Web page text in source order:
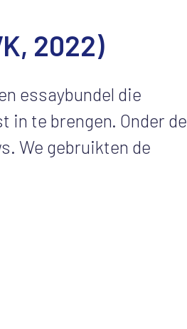
2022)
essaybundel die
te brengen. Onder de
We gebruikten de